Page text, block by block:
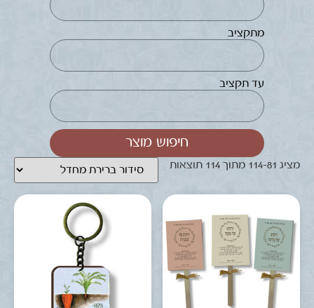
מתקציב
עד תקציב
חיפוש מוצר
מציג 81–114 מתוך 114 תוצאות